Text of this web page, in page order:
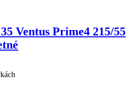
Ventus Prime4 215/55